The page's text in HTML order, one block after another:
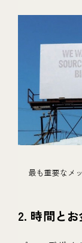
最も重要なメ
2. 時間と